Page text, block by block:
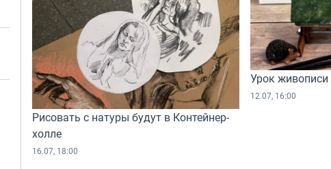
Рисовать с натуры будут в Контейнер-
холле
16.07, 18:00
Урок
12.07, 16:00